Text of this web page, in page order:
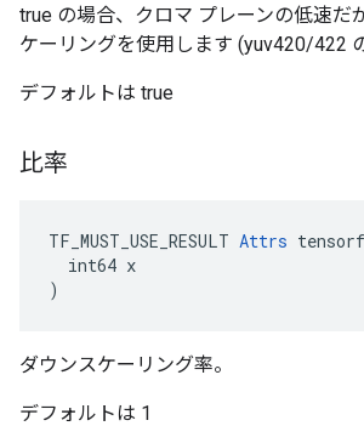
true の場合、クロマ プレーンの低速だ
ケーリングを使用します (yuv420/422
デフォルトは true
比率
TF_MUST_USE_RESULT Attrs
  int64 x
)
ダウンスケーリング率。
デフォルトは 1